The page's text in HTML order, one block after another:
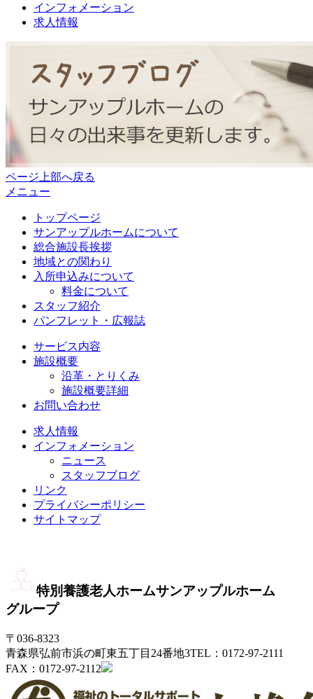
インフォメーション
求人情報
ページ上部へ戻る
メニュー
トップページ
サンアップルホームについて
総合施設長挨拶
地域との関わり
入所申込みについて
料金について
スタッフ紹介
パンフレット・広報誌
サービス内容
施設概要
沿革・とりくみ
施設概要詳細
お問い合わせ
求人情報
インフォメーション
ニュース
スタッフブログ
リンク
プライバシーポリシー
サイトマップ
特別養護老人ホームサンアップルホーム
グループ
〒036-8323
青森県弘前市浜の町東五丁目24番地3TEL：0172-97-2111
FAX：0172-97-2112